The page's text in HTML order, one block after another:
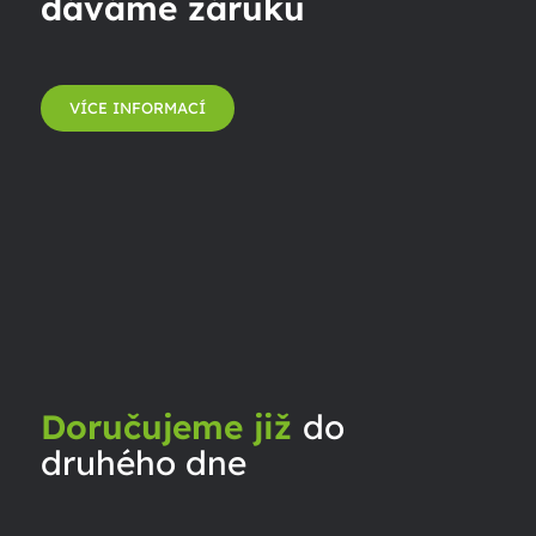
VÍCE INFORMACÍ
Doručujeme již do
druhého dne